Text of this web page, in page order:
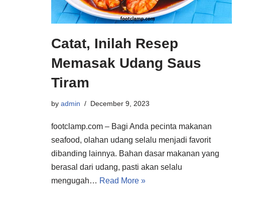
Catat, Inilah Resep
Memasak Udang Saus
Tiram
by admin December 9, 2023
footclamp.com – Bagi Anda pecinta makanan
seafood, olahan udang selalu menjadi favorit
dibanding lainnya. Bahan dasar makanan yang
berasal dari udang, pasti akan selalu
mengugah… Read More »